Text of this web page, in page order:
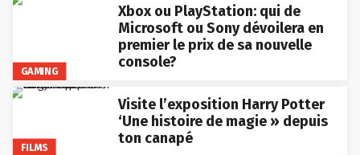
GAMING
Xbox ou PlayStation: qui de
Microsoft ou Sony dévoilera en
premier le prix de sa nouvelle
console?
FILMS
Visite l’exposition Harry Potter
‘Une histoire de magie » depuis
ton canapé